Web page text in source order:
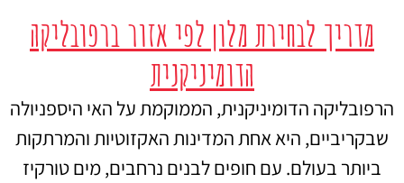
מדריך לבחירת מלון לפי אזור ברפובליקה
הדומיניקנית
הרפובליקה הדומיניקנית, הממוקמת על האי היספניולה
שבקריביים, היא אחת המדינות האקזוטיות והמרתקות
ביותר בעולם. עם חופים לבנים נרחבים, מים טורקיז